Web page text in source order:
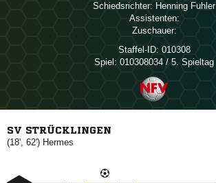
Schiedsrichter:  
Assistenten:
Zuschauer:
Staffel-ID: 010308
Spiel: 010308034 / 5. Spieltag
SV STRÜCKLINGEN
(18', 62') 